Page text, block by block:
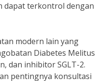
dapat terkontrol dengan
modern lain yang
Diabetes Melitus
dan inhibitor SGLT-2.
pentingnya konsultasi